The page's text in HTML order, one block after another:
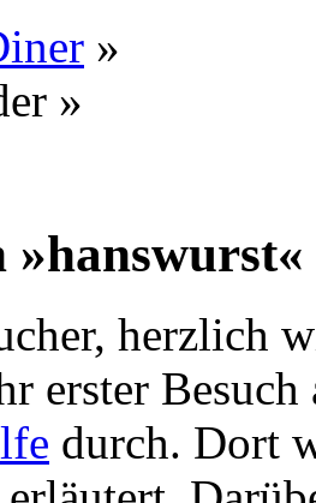
»
»
herzlich
erster
durch. Dort